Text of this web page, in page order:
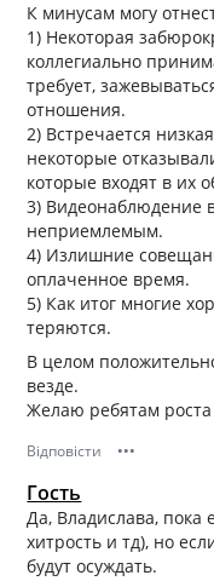
К минусам могу
1) Некоторая
коллегиально
требует,
отношения.
2) Встречается
некоторые
которые входят в их
3) Видеонаблюдение
неприемлемым.
4) Излишние
оплаченное время.
5) Как итог многие
теряются.
В целом
везде.
Желаю ребятам
Відповісти •••
Гость
Да, Владислава, пока
хитрость и тд), но
будут осуждать.